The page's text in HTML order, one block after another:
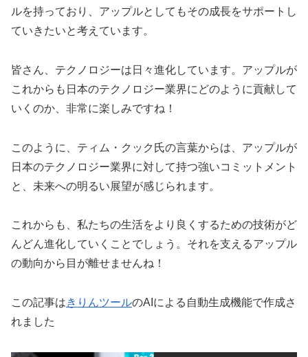
ルを持っており、アップルとしてもその成長をサポートし
ていきたいと考えています。
皆さん、テクノロジーは日々進化しています。アップルが
これからも日本のテクノロジー業界にどのように貢献して
いくのか、非常に楽しみですね！
このように、ティム・クック氏の言葉からは、アップルが
日本のテクノロジー業界に対して持つ強いコミットメント
と、未来への明るい展望が感じられます。
これからも、私たちの生活をより良くするための技術がど
んどん進化していくことでしょう。それを支えるアップル
の動向から目が離せませんね！
この記事はきりんツールのAIによる自動生成機能で作成さ
れました